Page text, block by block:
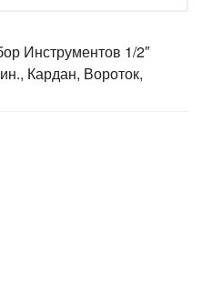
Инструментов 1/2″
Кардан, Вороток,